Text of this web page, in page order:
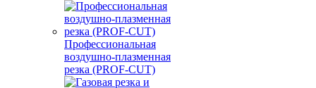
Профессиональная
воздушно-плазменная
резка (PROF-CUT)